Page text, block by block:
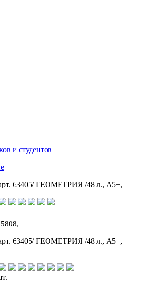
и студентов
арт. 63405/ ГЕОМЕТРИЯ /48 л., А5+,
арт. 63405/ ГЕОМЕТРИЯ /48 л., А5+,